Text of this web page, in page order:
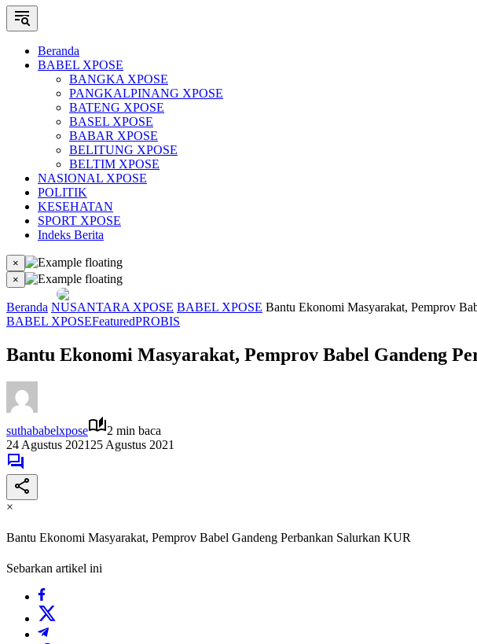
Beranda
BABEL XPOSE
BANGKA XPOSE
PANGKALPINANG XPOSE
BATENG XPOSE
BASEL XPOSE
BABAR XPOSE
BELITUNG XPOSE
BELTIM XPOSE
NASIONAL XPOSE
POLITIK
KESEHATAN
SPORT XPOSE
Indeks Berita
×
×
Beranda NUSANTARA XPOSE BABEL XPOSE Bantu Ekonomi Masyarakat, Pemprov
BABEL XPOSEFeaturedPROBIS
Bantu Ekonomi Masyarakat, Pemprov Babel Gandeng
suthababelxpose
2 min baca
24 Agustus 2021 25 Agustus 2021
×
Bantu Ekonomi Masyarakat, Pemprov Babel Gandeng Perbankan Salurkan KUR
Sebarkan artikel ini